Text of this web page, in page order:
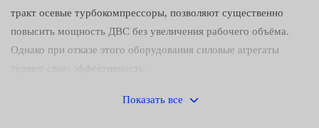
тракт осевые турбокомпрессоры, позволяют существенно
повысить мощность ДВС без увеличения рабочего объёма.
Однако при отказе этого оборудования силовые агрегаты
Причины и признаки
Показать все